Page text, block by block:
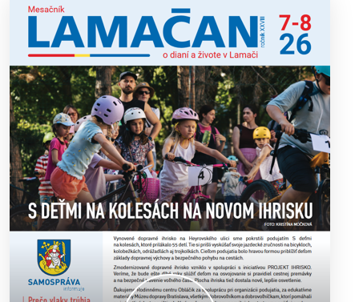
výborný šach aj príjemnú komunitnú atmosféru